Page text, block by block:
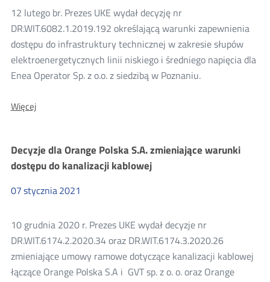
dostępu
do
infrastruktury
technicznej
(słupów
elektroener.)
12 lutego br. Prezes UKE wydał decyzję nr
DR.WIT.6082.1.2019.192 określającą warunki zapewnienia
dostępu do infrastruktury technicznej w zakresie słupów
elektroenergetycznych linii niskiego i średniego napięcia dla
Enea Operator Sp. z o.o. z siedzibą w Poznaniu.
WięcejO:
dla
Enea
Operator
z
dostępu
do
infrastruktury
technicznej
(słupów
Decyzje dla Orange Polska S.A. zmieniające warunki
dostępu do kanalizacji kablowej
07stycznia2021
10 grudnia 2020 r. Prezes UKE wydał decyzje nr
DR.WIT.6174.2.2020.34 oraz DR.WIT.6174.3.2020.26
zmieniające umowy ramowe dotyczące kanalizacji kablowej
łączące Orange Polska S.A i GVT sp. z o. o. oraz Orange